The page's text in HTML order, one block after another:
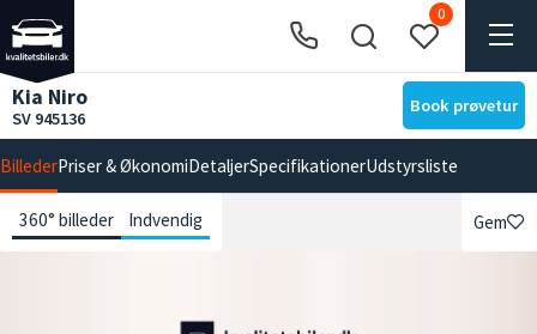
0
Kia Niro
SV 945136
Book prøvetur
BillederPriser & ØkonomiDetaljerSpecifikationerUdstyrsliste
360° billeder Indvendig Gem